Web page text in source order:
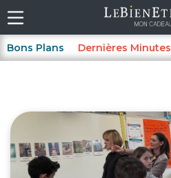
Bons Plans Dernières Minutes